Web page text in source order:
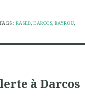
:RASED,DARCOS,BAYROU,
à Darcos